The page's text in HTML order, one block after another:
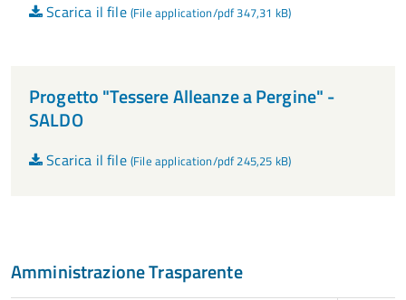
Scarica il file (File application/pdf 347,31 kB)
Progetto "Tessere Alleanze a Pergine" -
SALDO
Scarica il file (File application/pdf 245,25 kB)
Amministrazione Trasparente